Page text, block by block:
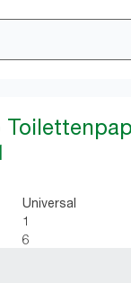
Universal
1
6